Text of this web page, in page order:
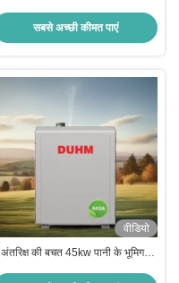
सबसे अच्छी कीमत पाएं
वीडियो
अंतरिक्ष की बचत 45kw पानी के भूमिगत